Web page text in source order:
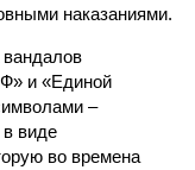
наказаниями.
вандалов
и «Единой
–
виде
во времена